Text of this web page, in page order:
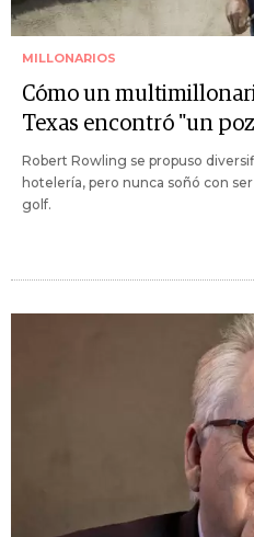
MILLONARIOS
Cómo un
Texas encontró "un
Robert Rowling se propuso
hotelería, pero nunca soñó con
golf.